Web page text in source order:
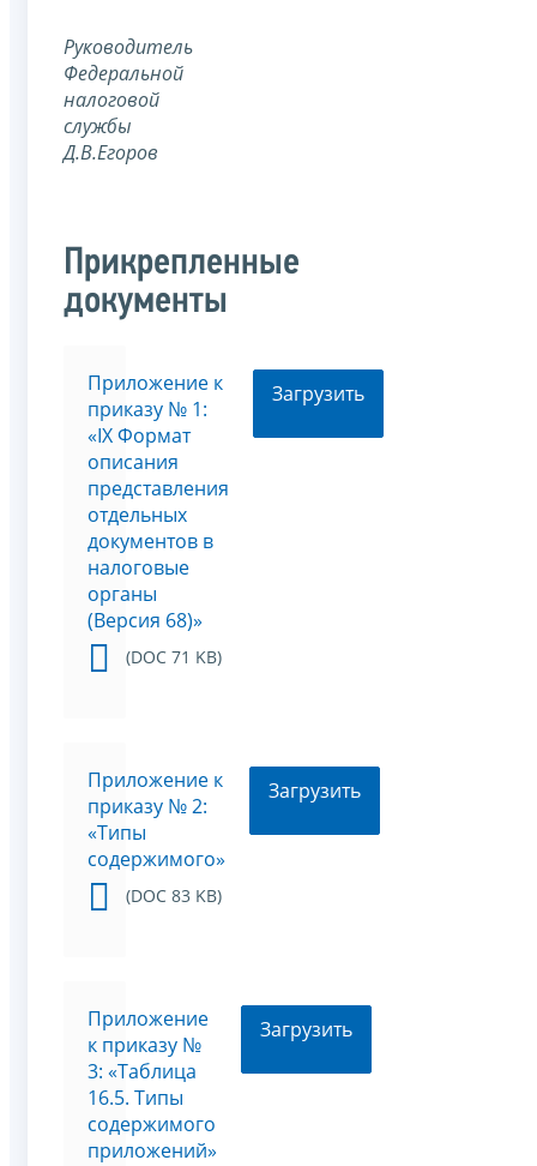
Руководитель
Федеральной
налоговой
службы
Д.В.Егоров
Прикрепленные
документы
Приложение к
приказу № 1:
«IX Формат
описания
представления
отдельных
документов в
налоговые
органы
(Версия 68)»
(DOC 71 KB)
Загрузить
Приложение к
приказу № 2:
«Типы
содержимого»
(DOC 83 KB)
Загрузить
Приложение
к приказу №
3: «Таблица
16.5. Типы
содержимого
приложений»
Загрузить